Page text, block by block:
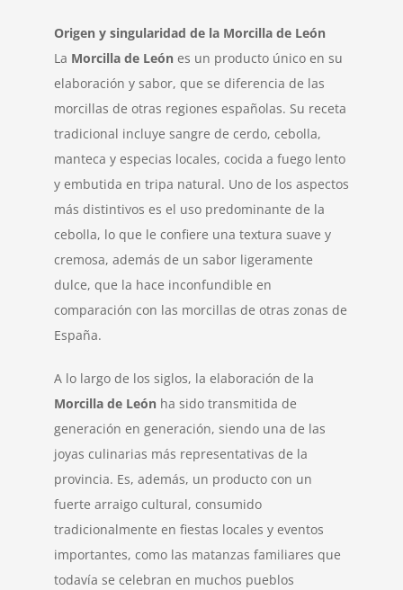
Origen y singularidad de la Morcilla de León
La Morcilla de León es un producto único en su
elaboración y sabor, que se diferencia de las
morcillas de otras regiones españolas. Su receta
tradicional incluye sangre de cerdo, cebolla,
manteca y especias locales, cocida a fuego lento
y embutida en tripa natural. Uno de los aspectos
más distintivos es el uso predominante de la
cebolla, lo que le confiere una textura suave y
cremosa, además de un sabor ligeramente
dulce, que la hace inconfundible en
comparación con las morcillas de otras zonas de
España.
A lo largo de los siglos, la elaboración de la
Morcilla de León ha sido transmitida de
generación en generación, siendo una de las
joyas culinarias más representativas de la
provincia. Es, además, un producto con un
fuerte arraigo cultural, consumido
tradicionalmente en fiestas locales y eventos
importantes, como las matanzas familiares que
todavía se celebran en muchos pueblos